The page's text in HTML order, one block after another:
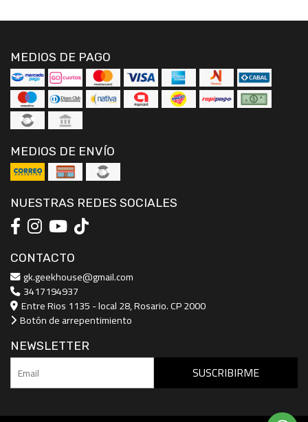
MEDIOS DE PAGO
MEDIOS DE ENVÍO
NUESTRAS REDES SOCIALES
CONTACTO
gk.geekhouse@gmail.com
3417194937
Entre Rios 1135 - local 28, Rosario. CP 2000
Botón de arrepentimiento
NEWSLETTER
SUSCRIBIRME